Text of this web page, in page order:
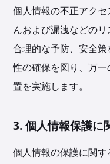
個人情報の不正アク
んおよび漏洩などの
合理的な予防、安全
性の確保を図り、万
置を実施します。
3. 個人情報保護に
個人情報の保護に関